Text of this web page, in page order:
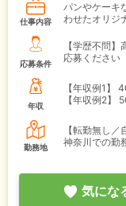
仕事内容
パンやケーキ
わせたオリジ
応募条件
【学歴不問
応募ください
年収
【年収例1】
【年収例2】
勤務地
【転勤無し
神奈川での勤
気にな